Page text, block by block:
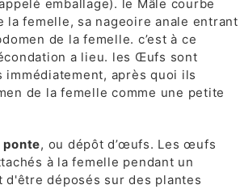
emballage). le Mâle courbe
la femelle, sa nageoire anale entrant
de la femelle. c’est à ce
a lieu. les Œufs sont
immédiatement, après quoi ils
de la femelle comme une petite
ponte, ou dépôt d’œufs. Les œufs
à la femelle pendant un
d'être déposés sur des plantes